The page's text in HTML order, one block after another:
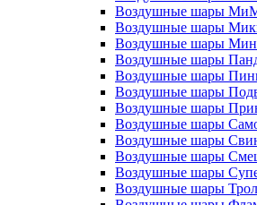
Воздушные шары
Воздушные шары
Воздушные шары
Воздушные шары
Воздушные шары
Воздушные шары
Воздушные шары
Воздушные шары
Воздушные шары
Воздушные шары
Воздушные шары
Воздушные шары